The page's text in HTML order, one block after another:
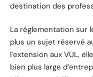
destination des
La réglementation sur
plus un sujet réservé
l’extension aux VUL,
bien plus large